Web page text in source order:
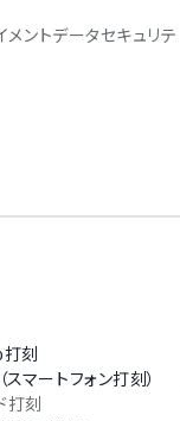
ントデータセキュリテ
）対応
刻
マートフォン打刻）
打刻